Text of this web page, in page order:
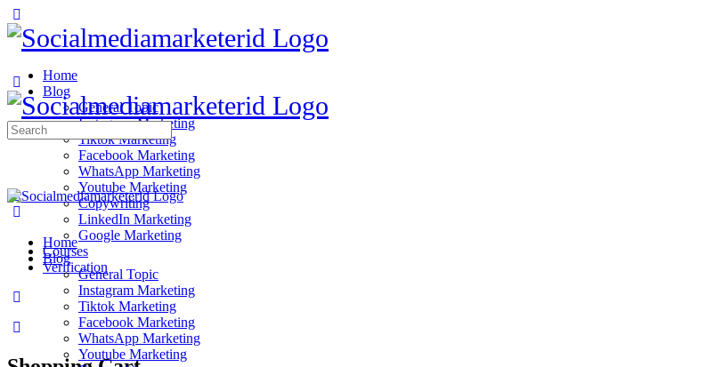
Home
Blog
General Topic
Instagram Marketing
Tiktok Marketing
Facebook Marketing
WhatsApp Marketing
Youtube Marketing
Copywriting
LinkedIn Marketing
Google Marketing
Courses
Verification
Search
for:
Home
Blog
General Topic
Instagram Marketing
Tiktok Marketing
Facebook Marketing
WhatsApp Marketing
Youtube Marketing